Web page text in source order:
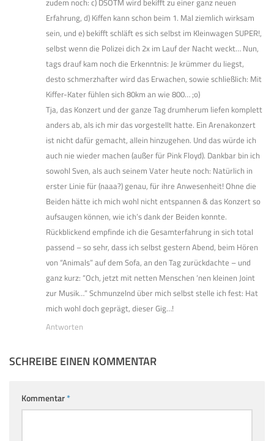
Erfahrung, d) Kiffen kann schon beim 1. Mal ziemlich wirksam
sein, und e) bekifft schläft es sich selbst im Kleinwagen SUPER!,
selbst wenn die Polizei dich 2x im Lauf der Nacht weckt… Nun,
tags drauf kam noch die Erkenntnis: Je krümmer du liegst,
desto schmerzhafter wird das Erwachen, sowie schließlich: Mit
Kiffer-Kater fühlen sich 80km an wie 800… ;o)
Tja, das Konzert und der ganze Tag drumherum liefen komplett
anders ab, als ich mir das vorgestellt hatte. Ein Arenakonzert
ist nicht dafür gemacht, allein hinzugehen. Und das würde ich
auch nie wieder machen (außer für Pink Floyd). Dankbar bin ich
sowohl Sven, als auch seinem Vater heute noch: Natürlich in
erster Linie für (naaa?) genau, für ihre Anwesenheit! Ohne die
Beiden hätte ich mich wohl nicht entspannen & das Konzert so
aufsaugen können, wie ich’s dank der Beiden konnte.
Rückblickend empfinde ich die Gesamterfahrung in sich total
passend – so sehr, dass ich selbst gestern Abend, beim Hören
von “Animals” auf dem Sofa, an den Tag zurückdachte – und
ganz kurz: “Och, jetzt mit netten Menschen ‘nen kleinen Joint
zur Musik…” Schmunzelnd über mich selbst stelle ich fest: Hat
mich wohl doch geprägt, dieser Gig…!
Antworten
SCHREIBE EINEN KOMMENTAR
Kommentar*